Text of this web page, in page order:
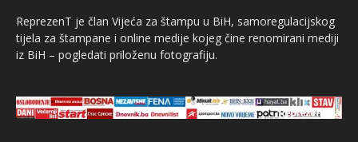
ReprezenT je član Vijeća za štampu u BiH, samoregulacijskog
tijela za štampane i online medije kojeg čine renomirani mediji
iz BiH – pogledati priloženu fotografiju.